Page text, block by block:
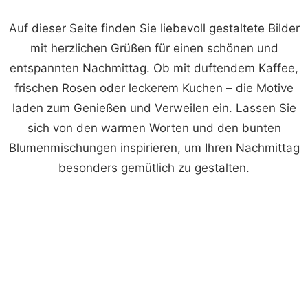
Auf dieser Seite finden Sie liebevoll gestaltete Bilder
mit herzlichen Grüßen für einen schönen und
entspannten Nachmittag. Ob mit duftendem Kaffee,
frischen Rosen oder leckerem Kuchen – die Motive
laden zum Genießen und Verweilen ein. Lassen Sie
sich von den warmen Worten und den bunten
Blumenmischungen inspirieren, um Ihren Nachmittag
besonders gemütlich zu gestalten.